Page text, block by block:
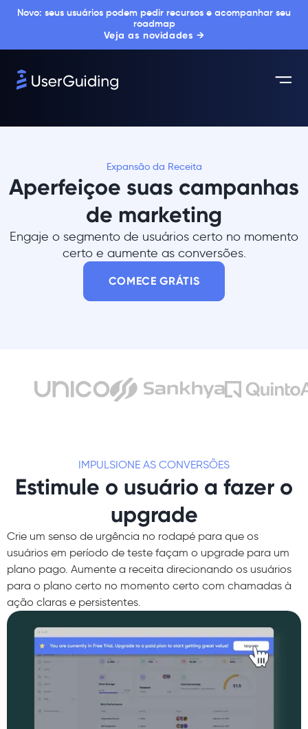
Novo: seus usuários podem pedir recursos e acompanhar seu
roadmap
Veja as novidades →
Expansão da Receita
Aperfeiçoe suas campanhas
de marketing
Engaje o segmento de usuários certo no momento
certo e aumente as conversões.
COMECE GRÁTIS
IMPULSIONE AS CONVERSÕES
Estimule o usuário a fazer o
upgrade
Crie um senso de urgência no rodapé para que os
usuários em período de teste façam o upgrade para um
plano pago. Aumente a receita direcionando os usuários
para o plano certo no momento certo com chamadas à
ação claras e persistentes.